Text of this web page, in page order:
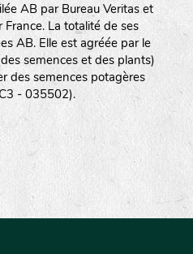
AB par Bureau Veritas et
La totalité de ses
AB. Elle est agréée par le
semences et des plants)
des semences potagères
- 035502).